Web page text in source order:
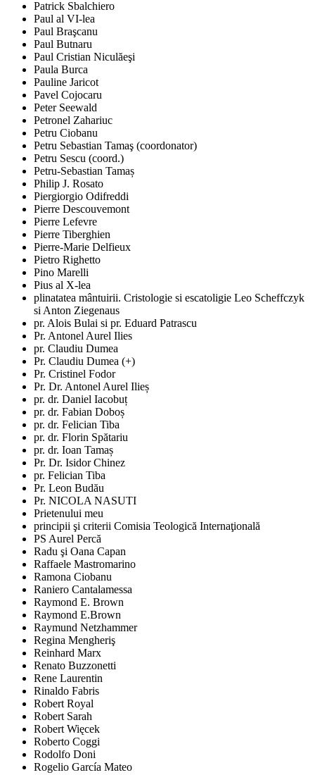
Patrick Sbalchiero
Paul al VI-lea
Paul Braşcanu
Paul Butnaru
Paul Cristian Niculăeşi
Paula Burca
Pauline Jaricot
Pavel Cojocaru
Peter Seewald
Petronel Zahariuc
Petru Ciobanu
Petru Sebastian Tamaş (coordonator)
Petru Sescu (coord.)
Petru-Sebastian Tamaș
Philip J. Rosato
Piergiorgio Odifreddi
Pierre Descouvemont
Pierre Lefevre
Pierre Tiberghien
Pierre-Marie Delfieux
Pietro Righetto
Pino Marelli
Pius al X-lea
plinatatea mântuirii. Cristologie si escatoligie Leo Scheffczyk
si Anton Ziegenaus
pr. Alois Bulai si pr. Eduard Patrascu
Pr. Antonel Aurel Ilies
pr. Claudiu Dumea
Pr. Claudiu Dumea (+)
Pr. Cristinel Fodor
Pr. Dr. Antonel Aurel Ilieș
pr. dr. Daniel Iacobuț
pr. dr. Fabian Doboș
pr. dr. Felician Tiba
pr. dr. Florin Spătariu
pr. dr. Ioan Tamaș
Pr. Dr. Isidor Chinez
pr. Felician Tiba
Pr. Leon Budău
Pr. NICOLA NASUTI
Prietenului meu
principii şi criterii Comisia Teologică Internaţională
PS Aurel Percă
Radu şi Oana Capan
Raffaele Mastromarino
Ramona Ciobanu
Raniero Cantalamessa
Raymond E. Brown
Raymond E.Brown
Raymund Netzhammer
Regina Mengheriş
Reinhard Marx
Renato Buzzonetti
Rene Laurentin
Rinaldo Fabris
Robert Royal
Robert Sarah
Robert Więcek
Roberto Coggi
Rodolfo Doni
Rogelio García Mateo